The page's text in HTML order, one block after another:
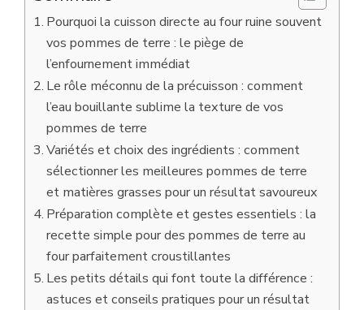
Pourquoi la cuisson directe au four ruine souvent
vos pommes de terre : le piège de
l’enfournement immédiat
Le rôle méconnu de la précuisson : comment
l’eau bouillante sublime la texture de vos
pommes de terre
Variétés et choix des ingrédients : comment
sélectionner les meilleures pommes de terre
et matières grasses pour un résultat savoureux
Préparation complète et gestes essentiels : la
recette simple pour des pommes de terre au
four parfaitement croustillantes
Les petits détails qui font toute la différence :
astuces et conseils pratiques pour un résultat